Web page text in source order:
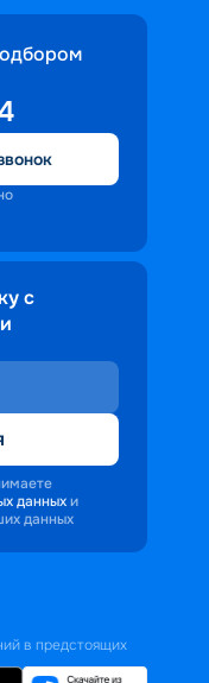
с
данных и
данных
в предстоящих